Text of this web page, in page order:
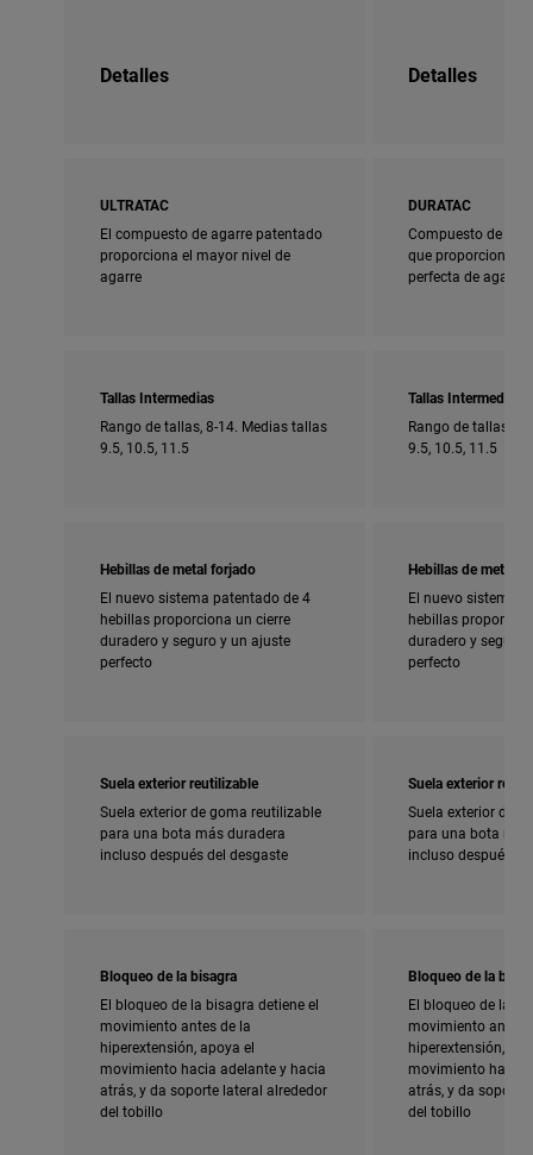
Detalles Detalles
ULTRATAC
El compuesto de agarre patentado
proporciona el mayor nivel de
agarre
DURATAC
Compuesto de
que proporciona
perfecta de agarre
Tallas Intermedias
Rango de tallas, 8-14. Medias tallas
9.5, 10.5, 11.5
Tallas Intermedias
Rango de tallas,
9.5, 10.5, 11.5
Hebillas de metal forjado
El nuevo sistema patentado de 4
hebillas proporciona un cierre
duradero y seguro y un ajuste
perfecto
Hebillas de metal
El nuevo sistema
hebillas
duradero y seguro
perfecto
Suela exterior reutilizable
Suela exterior de goma reutilizable
para una bota más duradera
incluso después del desgaste
Suela exterior
Suela exterior de
para una bota
incluso después
Bloqueo de la bisagra
El bloqueo de la bisagra detiene el
movimiento antes de la
hiperextensión, apoya el
movimiento hacia adelante y hacia
atrás, y da soporte lateral alrededor
del tobillo
Bloqueo de la
El bloqueo de la
movimiento antes
hiperextensión,
movimiento hacia
atrás, y da soporte
del tobillo